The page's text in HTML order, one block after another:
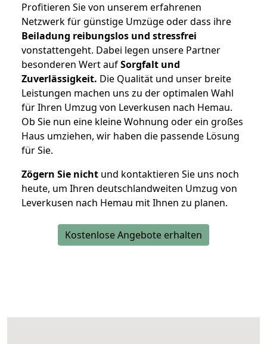
Profitieren Sie von unserem erfahrenen
Netzwerk für günstige Umzüge oder dass ihre
Beiladung reibungslos und stressfrei
vonstattengeht. Dabei legen unsere Partner
besonderen Wert aufSorgfalt und
Zuverlässigkeit. Die Qualität und unser breite
Leistungen machen uns zu der optimalen Wahl
für Ihren Umzug von Leverkusen nach Hemau.
Ob Sie nun eine kleine Wohnung oder ein großes
Haus umziehen, wir haben die passende Lösung
für Sie.
Zögern Sie nicht und kontaktieren Sie uns noch
heute, um Ihren deutschlandweiten Umzug von
Leverkusen nach Hemau mit Ihnen zu planen.
Kostenlose Angebote erhalten